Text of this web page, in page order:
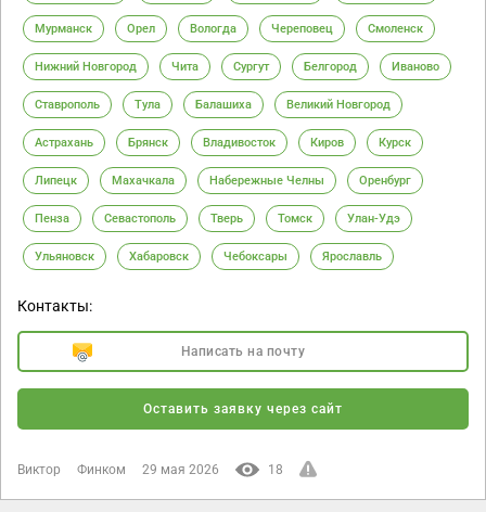
Мурманск Орел Вологда Череповец Смоленск
Нижний Новгород Чита Сургут Белгород Иваново
Ставрополь Тула Балашиха Великий Новгород
Астрахань Брянск Владивосток Киров Курск
Липецк Махачкала Набережные Челны Оренбург
Пенза Севастополь Тверь Томск Улан-Удэ
Ульяновск Хабаровск Чебоксары Ярославль
Контакты:
Написать на почту
Оставить заявку через сайт
Виктор Финком 29 мая 2026 18